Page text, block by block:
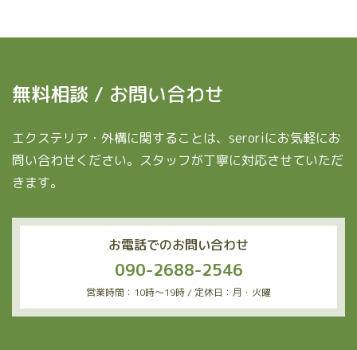
無料相談 / お問い合わせ
エクステリア・外構に関することは、seroriにお気軽にお
問い合わせください。スタッフが丁寧に対応させていただ
きます。
お電話でのお問い合わせ
090-2688-2546
営業時間：10時〜19時 / 定休日：月・火曜